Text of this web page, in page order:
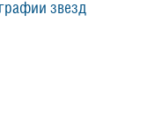
звезд